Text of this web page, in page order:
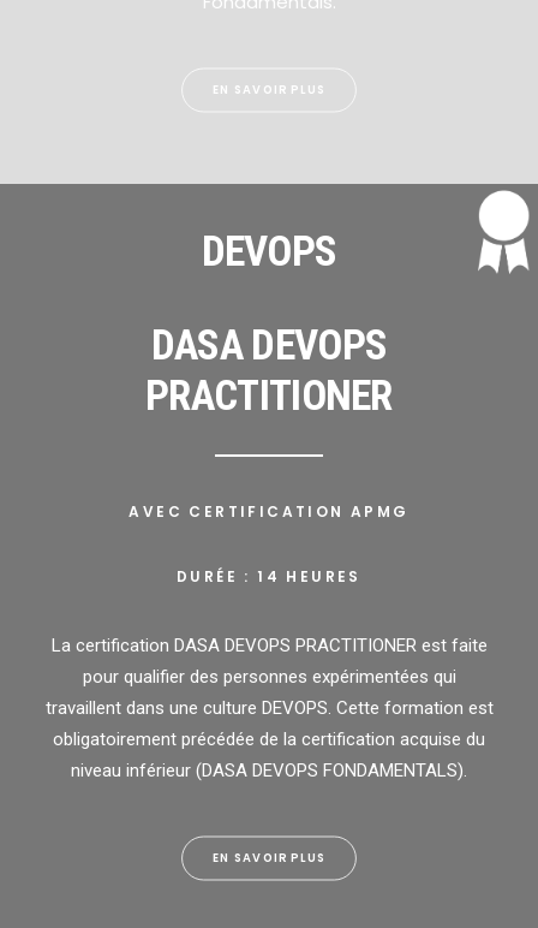
EN SAVOIR PLUS
DEVOPS
DASA DEVOPS
PRACTITIONER
AVEC CERTIFICATION APMG
DURÉE : 14 HEURES
La certification DASA DEVOPS PRACTITIONER est faite
pour qualifier des personnes expérimentées qui
travaillent dans une culture DEVOPS. Cette formation est
obligatoirement précédée de la certification acquise du
niveau inférieur (DASA DEVOPS FONDAMENTALS).
EN SAVOIR PLUS